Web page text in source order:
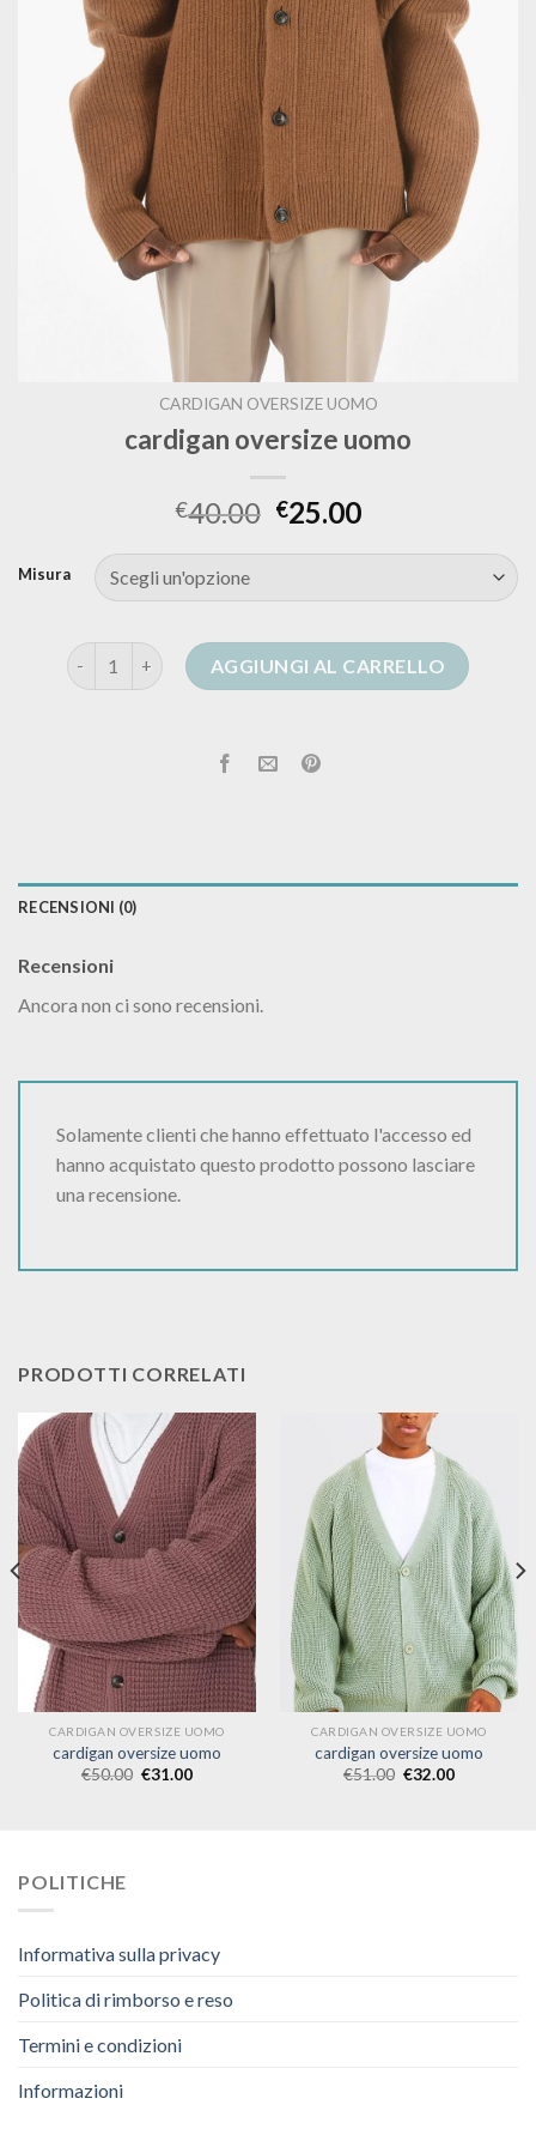
CARDIGAN OVERSIZE UOMO
cardigan oversize uomo
€40.00 €25.00
Misura
cardigan oversize uomo quantitàAGGIUNGI AL CARRELLO
RECENSIONI (0)
Recensioni
Ancora non ci sono recensioni.
Solamente clienti che hanno effettuato l'accesso ed
hanno acquistato questo prodotto possono lasciare
una recensione.
PRODOTTI CORRELATI
CARDIGAN OVERSIZE UOMO
cardigan oversize uomo
€50.00 €31.00
CARDIGAN OVERSIZE UOMO
cardigan oversize uomo
€51.00 €32.00
POLITICHE
Informativa sulla privacy
Politica di rimborso e reso
Termini e condizioni
Informazioni